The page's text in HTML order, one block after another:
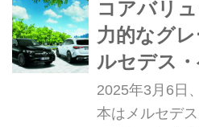
コアバリ
力的なグ
ルセデス
GLCクー
「220d
2025年3月6日
本はメルセデ